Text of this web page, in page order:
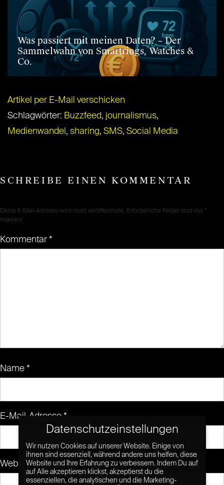
Was passiert mit meinen Daten? – Der
Sammelwahn von Smartrings, Watches &
Co.
Artikel per E-Mail verschicken
Schlagwörter: Buzzfeed, journalismus,
Medienwandel , sharing, SMS, Social Media
SCHREIBE EINEN KOMMENTAR
Deine E-Mail-Adresse wird nicht veröffentlicht. Erforderliche Felder sind mit *
markiert
Kommentar *
Name *
E-Mail-Adresse *
Website
Datenschutzeinstellungen
Wir nutzen Cookies auf unserer Website. Einige von
ihnen sind essenziell, während andere uns helfen, diese
Website und Ihre Erfahrung zu verbessern. Indem Du auf
auf Alle akzeptieren klickst, akzeptierst du die
essenziellen, die analytischen und die Marketing-